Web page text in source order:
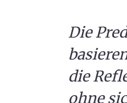
Die
die
ohne